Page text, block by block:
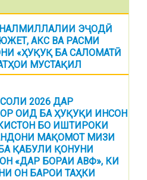
ЭҶОДӢ
АКС ВА РАСМИ
«ҲУҚУҚ БА САЛОМАТӢ
МУСТАҚИЛ
2026 ДАР
ОИД БА ҲУҚУҚИ ИНСОН
БО ИШТИРОКИ
МАҚОМОТ МИЗИ
ҚАБУЛИ ҚОНУНИ
«ДАР БОРАИ АВФ», КИ
ОН БАРОИ ТАҲКИ